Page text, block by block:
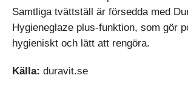
Samtliga tvättställ är försedda med
Hygieneglaze plus-funktion, som gör
hygieniskt och lätt att rengöra.
Källa: duravit.se